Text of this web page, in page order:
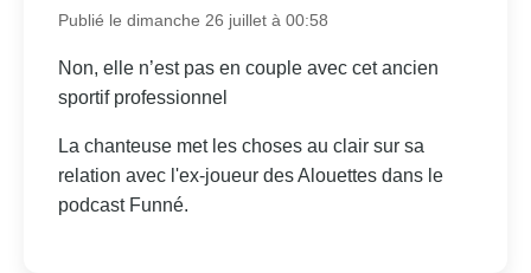
Publié le dimanche 26 juillet à 00:58
Non, elle n’est pas en couple avec cet ancien
sportif professionnel
La chanteuse met les choses au clair sur sa
relation avec l'ex-joueur des Alouettes dans le
podcast Funné.